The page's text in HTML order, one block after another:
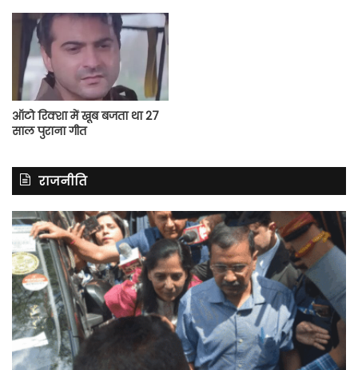
ऑटो रिक्शा में खूब बजता था 27
साल पुराना गीत
राजनीति